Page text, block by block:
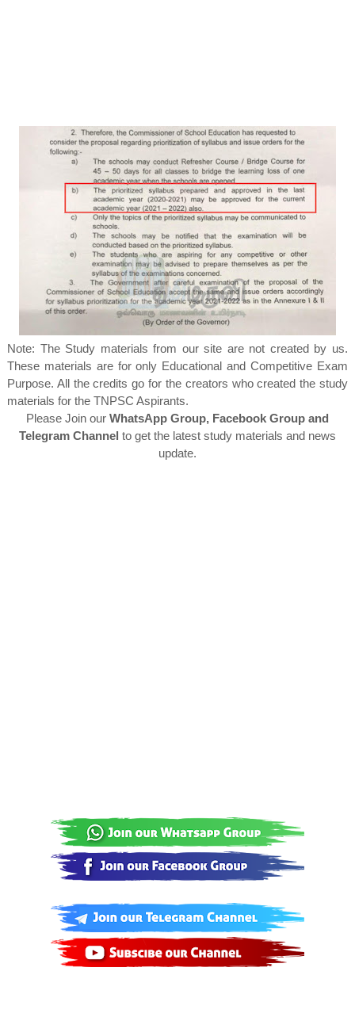
Note: The Study materials from our site are not created by us.
These materials are for only Educational and Competitive Exam
Purpose. All the credits go for the creators who created the study
materials for the TNPSC Aspirants.
Please Join our WhatsApp Group, Facebook Group and
Telegram Channel to get the latest study materials and news
update.